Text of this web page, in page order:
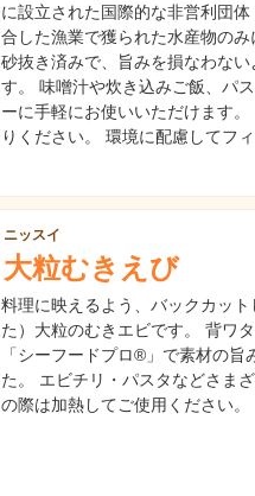
に設立された国際的な非営利団
合した漁業で獲られた水産物のみ
砂抜き済みで、旨みを損なわな
す。 味噌汁や炊き込みご飯、パ
ーに手軽にお使いいただけます
りください。 環境に配慮してフ
ニッスイ
大粒むきえび
料理に映えるよう、バックカッ
た）大粒のむきエビです。 背ワ
「シーフードプロ®」で素材の
た。 エビチリ・パスタなどさま
の際は加熱してご使用ください。